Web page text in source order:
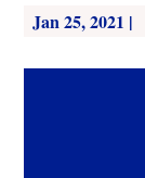
Jan 25, 2021 |